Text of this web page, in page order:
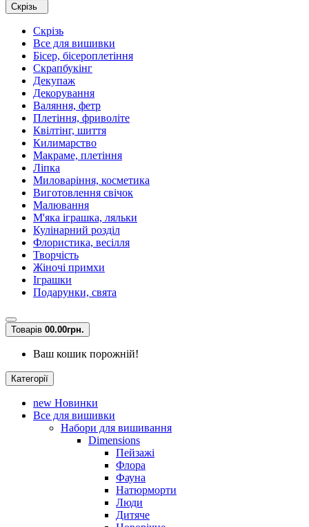
Скрізь
Скрізь
Все для вишивки
Бісер, бісероплетіння
Скрапбукінг
Декупаж
Декорування
Валяння, фетр
Плетіння, фриволіте
Квілтінг, шиття
Килимарство
Макраме, плетіння
Ліпка
Миловаріння, косметика
Виготовлення свічок
Малювання
М'яка іграшка, ляльки
Кулінарний розділ
Флористика, весілля
Творчість
Жіночі примхи
Іграшки
Подарунки, свята
Товарів 00.00грн.
Ваш кошик порожній!
Категорії
new Новинки
Все для вишивки
Набори для вишивання
Dimensions
Пейзажі
Флора
Фауна
Натюрморти
Люди
Дитяче